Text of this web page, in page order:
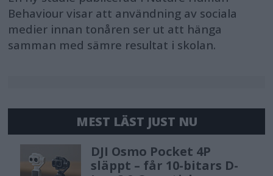
an anti-distortion shutter that
enables shooting with reduced
photographers, has also been
improved through tuning, allowing
you to capture images with less noise
Behaviour visar att användning av sociala
medier innan tonåren ser ut att hänga
samman med sämre resultat i skolan.
MEST LÄST JUST NU
DJI Osmo Pocket 4P
släppt – får 10-bitars D-